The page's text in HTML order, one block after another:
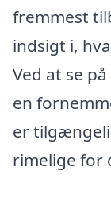
fremmest
indsigt i,
Ved at se
en
er
rimelige for